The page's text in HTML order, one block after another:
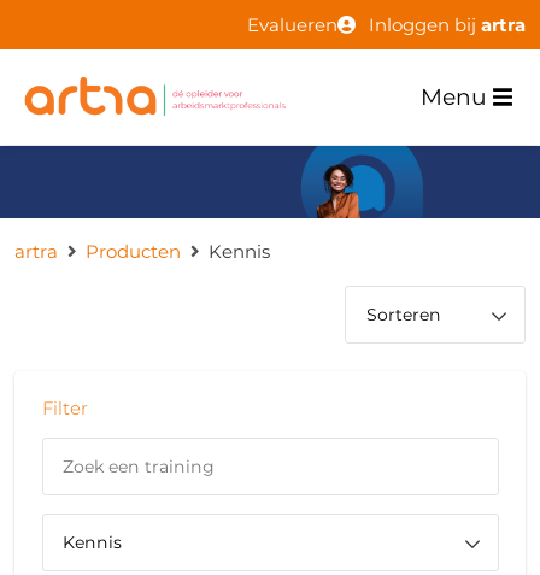
Evalueren Inloggen bij artra
Menu
artra Producten Kennis
Filter